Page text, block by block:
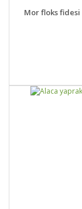
DETAYLAR
Mor floks